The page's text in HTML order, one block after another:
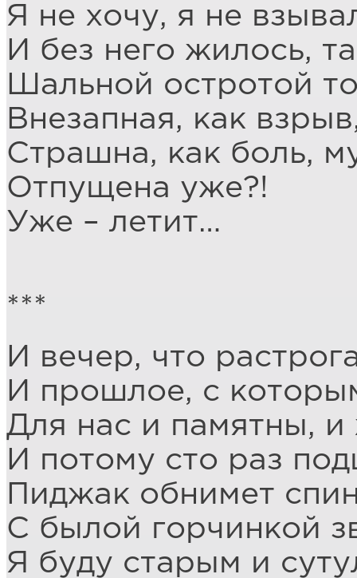
Я не хочу, я не
И без него жилось,
Шальной остротой
Внезапная, как
Страшна, как боль,
Отпущена уже?!
Уже – летит…
***
И вечер, что
И прошлое, с
Для нас и памятны,
И потому сто раз
Пиджак обнимет
С былой горчинкой
Я буду старым и